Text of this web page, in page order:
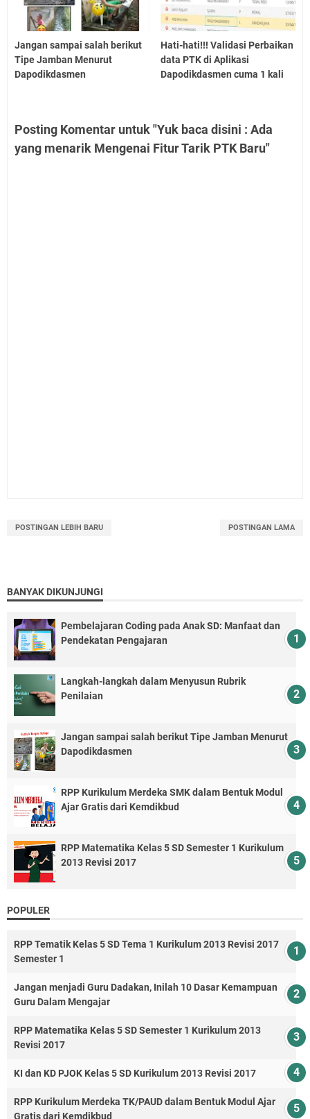
Jangan sampai salah berikut
Tipe Jamban Menurut
Dapodikdasmen
Hati-hati!!! Validasi Perbaikan
data PTK di Aplikasi
Dapodikdasmen cuma 1 kali
Posting Komentar untuk "Yuk baca disini : Ada
yang menarik Mengenai Fitur Tarik PTK Baru"
POSTINGAN LEBIH BARU POSTINGAN LAMA
BANYAK DIKUNJUNGI
Pembelajaran Coding pada Anak SD: Manfaat dan
Pendekatan Pengajaran
Langkah-langkah dalam Menyusun Rubrik
Penilaian
Jangan sampai salah berikut Tipe Jamban Menurut
Dapodikdasmen
RPP Kurikulum Merdeka SMK dalam Bentuk Modul
Ajar Gratis dari Kemdikbud
RPP Matematika Kelas 5 SD Semester 1 Kurikulum
2013 Revisi 2017
POPULER
RPP Tematik Kelas 5 SD Tema 1 Kurikulum 2013 Revisi 2017
Semester 1
Jangan menjadi Guru Dadakan, Inilah 10 Dasar Kemampuan
Guru Dalam Mengajar
RPP Matematika Kelas 5 SD Semester 1 Kurikulum 2013
Revisi 2017
KI dan KD PJOK Kelas 5 SD Kurikulum 2013 Revisi 2017
RPP Kurikulum Merdeka TK/PAUD dalam Bentuk Modul Ajar
Gratis dari Kemdikbud